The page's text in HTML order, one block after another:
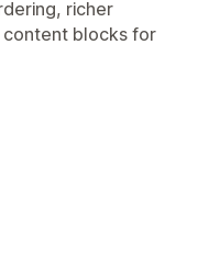
richer
blocks for